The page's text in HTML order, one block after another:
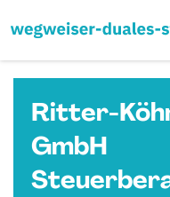
Ritter-
GmbH